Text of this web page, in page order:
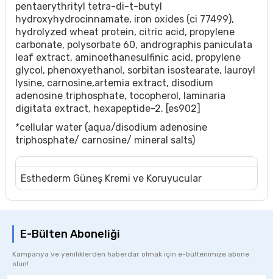
pentaerythrityl tetra-di-t-butyl
hydroxyhydrocinnamate, iron oxides (ci 77499),
hydrolyzed wheat protein, citric acid, propylene
carbonate, polysorbate 60, andrographis paniculata
leaf extract, aminoethanesulfinic acid, propylene
glycol, phenoxyethanol, sorbitan isostearate, lauroyl
lysine, carnosine,artemia extract, disodium
adenosine triphosphate, tocopherol, laminaria
digitata extract, hexapeptide-2. [es902]
*cellular water (aqua/disodium adenosine
triphosphate/ carnosine/ mineral salts)
Esthederm Güneş Kremi ve Koruyucular
E-Bülten Aboneliği
Kampanya ve yeniliklerden haberdar olmak için e-bültenimize abone
olun!